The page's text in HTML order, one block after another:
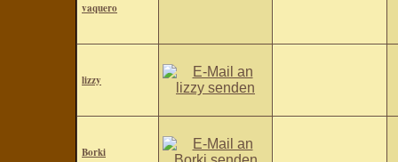
vaquero
lizzy
Borki